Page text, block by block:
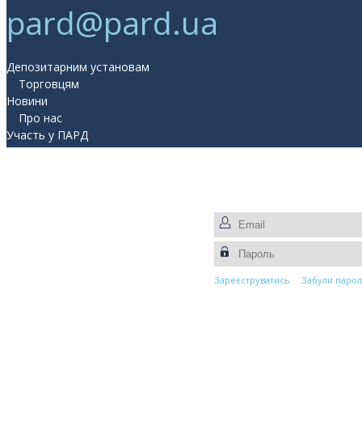
pard@pard.ua
Депозитарним установам
Торговцям
Новини
Про нас
Участь у ПАРД
Прес-центр
Зареєструватись Забули